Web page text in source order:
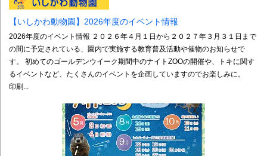
【いしかわ動物園】2026年度のイベント情報
2026年度のイベント情報 ２０２６年４月１日から２０２７年３月３１日まで
の間に予定されている、園内で実施する教育普及活動や催物のお知らせで
す。 初めてのゴールデンウイーク期間中のナイトZOOの開催や、トキに関す
るイベントなど、たくさんのイベントを企画していますのでお楽しみに。
印刷...